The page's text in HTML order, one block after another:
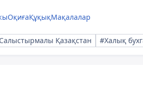
ОқиғаҚұқықМақалалар
Қазақстан #Халық